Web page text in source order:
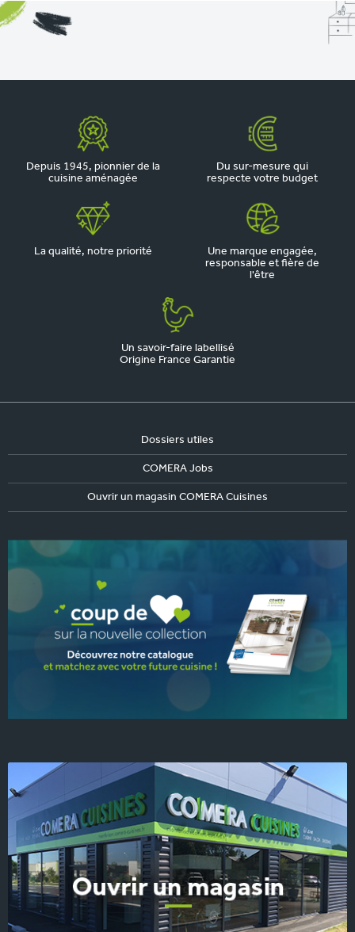
Depuis 1945, pionnier de la
cuisine aménagée
Du sur-mesure qui
respecte votre budget
La qualité, notre priorité
Une marque engagée,
responsable et fière de
l'être
Un savoir-faire labellisé
Origine France Garantie
Dossiers utiles
COMERA Jobs
Ouvrir un magasin COMERA Cuisines